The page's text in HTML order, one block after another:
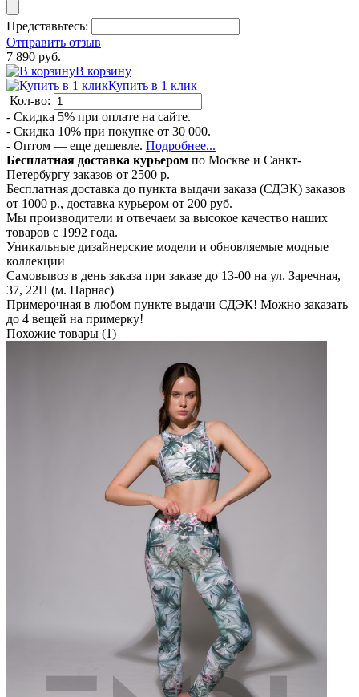
Представьтесь:
Отправить отзыв
7 890 руб.
В корзину
Купить в 1 клик
Кол-во:
- Скидка 5% при оплате на сайте.
- Скидка 10% при покупке от 30 000.
- Оптом — еще дешевле. Подробнее...
Бесплатная доставка курьером по Москве и Санкт-
Петербургу заказов от 2500 р.
Бесплатная доставка до пункта выдачи заказа (СДЭК) заказов
от 1000 р., доставка курьером от 200 руб.
Мы производители и отвечаем за высокое качество наших
товаров с 1992 года.
Уникальные дизайнерские модели и обновляемые модные
коллекции
Самовывоз в день заказа при заказе до 13-00 на ул. Заречная,
37, 22Н (м. Парнас)
Примерочная в любом пункте выдачи СДЭК! Можно заказать
до 4 вещей на примерку!
Похожие товары (1)